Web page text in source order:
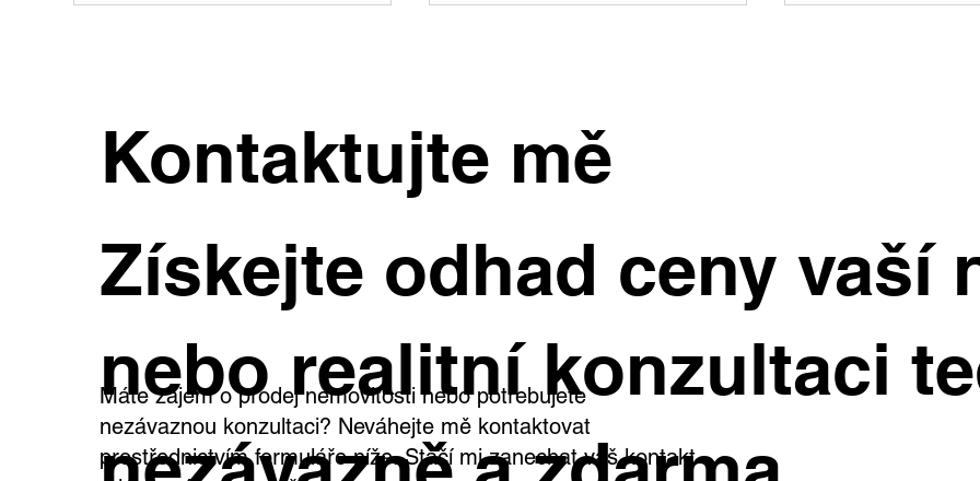
velkým pozemkem a
širokými možnostmi využití
každý den. Ve Všetatech na
tebe čeká zahrada, bazén i
vlastní wellness
rostou ceny
Kontaktujte mě
Získejte odhad ceny vaší
nebo realitní konzultaci
Máte zájem o prodej nemovitosti nebo potřebujete
nezávaznou konzultaci? Neváhejte mě kontaktovat
prostřednictvím formuláře níže. Stačí mi zanechat váš kontakt